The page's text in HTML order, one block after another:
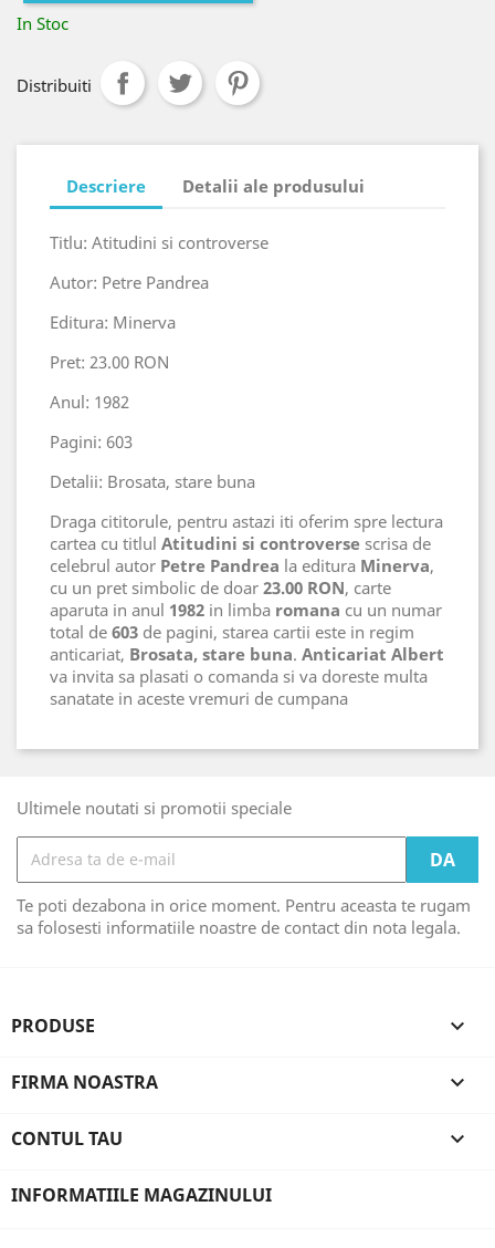
In Stoc
Distribuiti
Descriere Detalii ale produsului
Titlu: Atitudini si controverse
Autor: Petre Pandrea
Editura: Minerva
Pret: 23.00 RON
Anul: 1982
Pagini: 603
Detalii: Brosata, stare buna
Draga cititorule, pentru astazi iti oferim spre lectura
cartea cu titlul Atitudini si controverse scrisa de
celebrul autor Petre Pandrea la editura Minerva,
cu un pret simbolic de doar 23.00 RON, carte
aparuta in anul 1982 in limba romana cu un numar
total de 603 de pagini, starea cartii este in regim
anticariat, Brosata, stare buna. Anticariat Albert
va invita sa plasati o comanda si va doreste multa
sanatate in aceste vremuri de cumpana
Ultimele noutati si promotii speciale
Te poti dezabona in orice moment. Pentru aceasta te rugam
sa folosesti informatiile noastre de contact din nota legala.
PRODUSE 
FIRMA NOASTRA 
CONTUL TAU 
INFORMATIILE MAGAZINULUI